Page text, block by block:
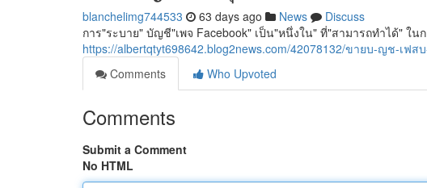
blanchelimg744533 63 days ago News
Discuss
การ"ระบาย" บัญชี"เพจ Facebook" เป็น"หนึ่งใน" ที่"สามารถทำได้" ใน
https://albertqtyt698642.blog2news.com/42078132/ขายบ-ญช-เฟส
Comments
Who Upvoted
Comments
Submit a Comment
No HTML